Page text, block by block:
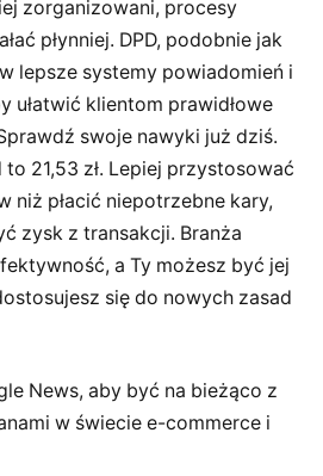
zorganizowani, procesy
płynniej. DPD, podobnie jak
lepsze systemy powiadomień i
ułatwić klientom prawidłowe
swoje nawyki już dziś.
21,53 zł. Lepiej przystosować
niż płacić niepotrzebne kary,
zysk z transakcji. Branża
a Ty możesz być jej
się do nowych zasad
News, aby być na bieżąco z
w świecie e-commerce i